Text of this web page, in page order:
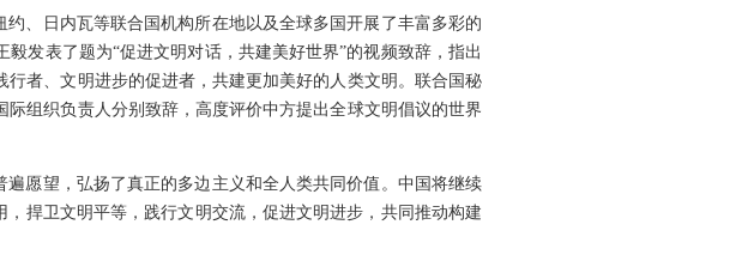
、日内瓦等联合国机构所在地以及全球多国开展了丰富多彩的
发表了题为“促进文明对话，共建美好世界”的视频致辞，指出
者、文明进步的促进者，共建更加美好的人类文明。联合国秘
组织负责人分别致辞，高度评价中方提出全球文明倡议的世界
愿望，弘扬了真正的多边主义和全人类共同价值。中国将继续
捍卫文明平等，践行文明交流，促进文明进步，共同推动构建